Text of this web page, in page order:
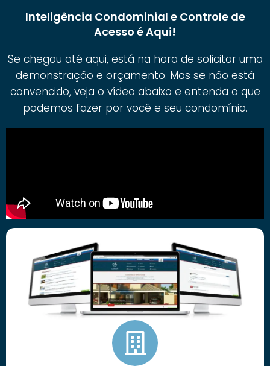
Inteligência Condominial e Controle de
Acesso é Aqui!
Se chegou até aqui, está na hora de solicitar uma
demonstração e orçamento. Mas se não está
convencido, veja o vídeo abaixo e entenda o que
podemos fazer por você e seu condomínio.